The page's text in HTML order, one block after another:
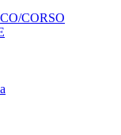
CORSO